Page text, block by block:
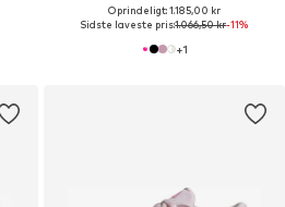
Oprindeligt: 1.185,00 kr
Sidste laveste pris:1.066,50 kr-11%
+1